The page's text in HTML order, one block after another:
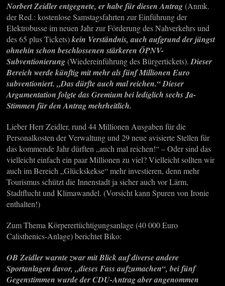
Norbert Zeidler entgegnete, er habe für diesen Antrag(Anmk.
der Red.: kostenlose Samstagsfahrten zur Einführung der
Elektrobusse im neuen Jahr zur Förderung des Nahverkehrs und
des 65 plus Tickets)kein Verständnis, auch aufgrund der jüngst
ohnehin schon beschlossenen stärkeren ÖPNV-
Subventionierung(Wiedereinführung des Bürgertickets).Dieser
Bereich werde künftig mit mehr als fünf Millionen Euro
subventioniert. „Das dürfte auch mal reichen.“ Dieser
Argumentation folgte das Gremium bei lediglich sechs Ja-
Stimmen für den Antrag mehrheitlich.
Lieber Herr Zeidler, rund 44 Millionen Ausgaben für die
Personalkosten der Verwaltung und 29 neue avisierte Stellen für
das kommende Jahr dürften „auch mal reichen!“ – Oder sind das
vielleicht einfach ein paar Millionen zu viel? Vielleicht sollten wir
auch im Bereich „Glückskekse“ mehr investieren, denn mehr
Tourismus schützt die Innenstadt ja sicher auch vor Lärm,
Stadtflucht und Klimawandel. (Vorsicht kann Spuren von Ironie
enthalten!)
Zum Thema Körperertüchtigungsanlage (40 000 Euro
Calisthenics-Anlage) berichtet Biko:
OB Zeidler warnte zwar mit Blick auf diverse andere
Sportanlagen davor, „dieses Fass aufzumachen“, bei fünf
Gegenstimmen wurde der CDU-Antrag aber angenommen